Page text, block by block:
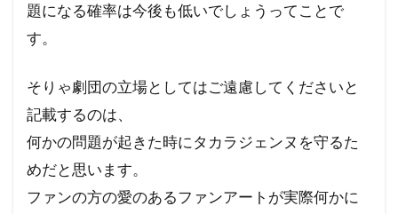
題になる確率は今後も低いでしょうってことで
す。
そりゃ劇団の立場としてはご遠慮してくださいと
記載するのは、
何かの問題が起きた時にタカラジェンヌを守るた
めだと思います。
ファンの方の愛のあるファンアートが実際何かに